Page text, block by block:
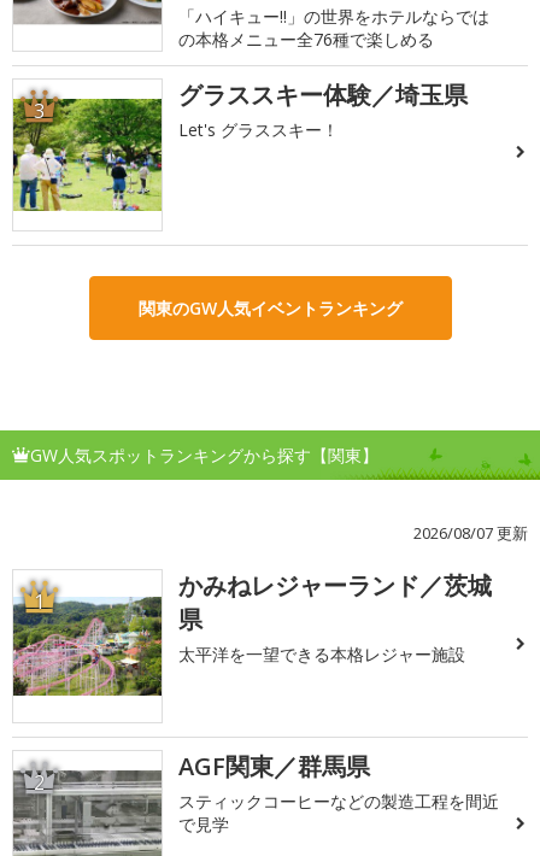
「ハイキュー!!」の世界をホテルならでは
の本格メニュー全76種で楽しめる
3 グラススキー体験／埼玉県
Let's グラススキー！
関東のGW人気イベントランキング
GW人気スポットランキングから探す【関東】
2026/08/07 更新
1
かみねレジャーランド／茨城
県
太平洋を一望できる本格レジャー施設
2 AGF関東／群馬県
スティックコーヒーなどの製造工程を間近
で見学